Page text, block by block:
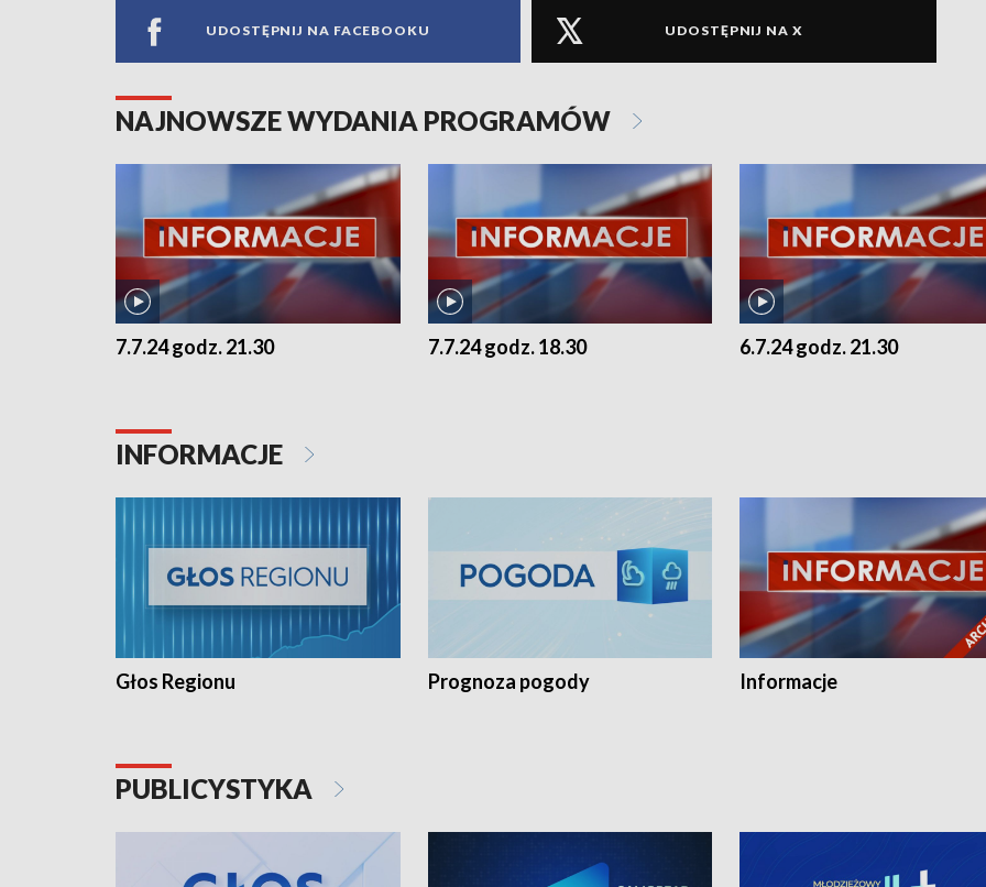
UDOSTĘPNIJ NA FACEBOOKU UDOSTĘPNIJ NA X
NAJNOWSZE WYDANIA PROGRAMÓW
7.7.24 godz. 21.30 7.7.24 godz. 18.30 6.7.24 godz. 21.30
INFORMACJE
Głos Regionu Prognoza pogody Informacje
PUBLICYSTYKA